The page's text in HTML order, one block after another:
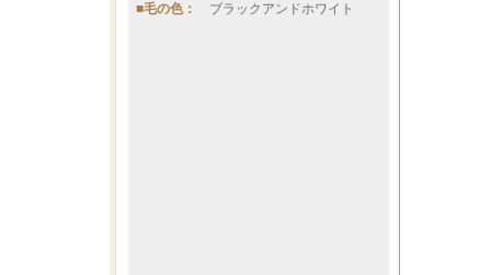
■毛の色： ブラックアンドホワイト